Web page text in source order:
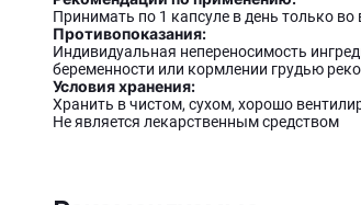
Принимать по 1 капсуле в день только
Противопоказания:
Индивидуальная непереносимость
беременности или кормлении грудью
Условия хранения:
Хранить в чистом, сухом, хорошо
Не является лекарственным средством